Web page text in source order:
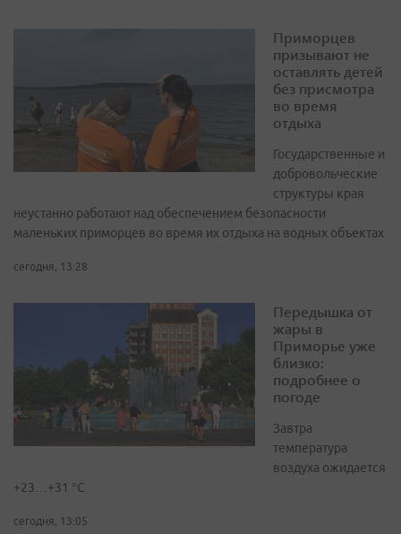
Приморцев
призывают не
оставлять детей
без присмотра
во время
отдыха
Государственные и
добровольческие
структуры края
неустанно работают над обеспечением безопасности
маленьких приморцев во время их отдыха на водных объектах
сегодня, 13:28
Передышка от
жары в
Приморье уже
близко:
подробнее о
погоде
Завтра
температура
воздуха ожидается
+23…+31 °C
сегодня, 13:05